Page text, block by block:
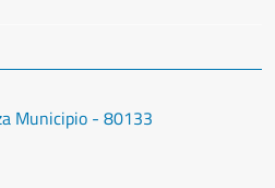
Municipio - 80133